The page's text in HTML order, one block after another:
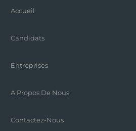
Accueil
Candidats
Entreprises
A Propos De Nous
Contactez-Nous